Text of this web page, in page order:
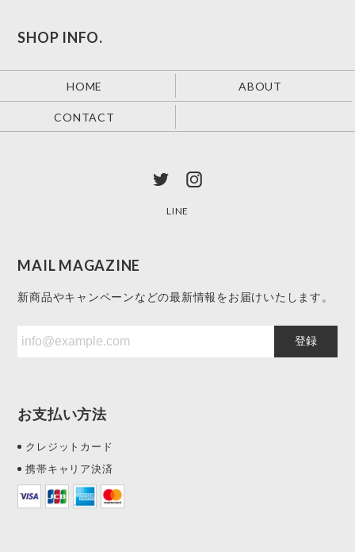
SHOP INFO.
HOME ABOUT
CONTACT
LINE
MAIL MAGAZINE
新商品やキャンペーンなどの最新情報をお届けいたします。
登録
お支払い方法
クレジットカード
携帯キャリア決済